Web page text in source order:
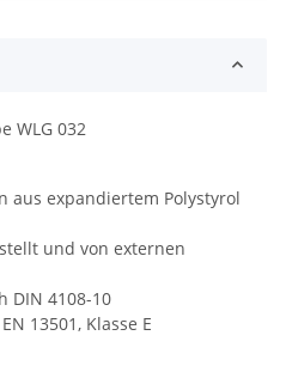
WLG 032
aus expandiertem Polystyrol
und von externen
DIN 4108-10
13501, Klasse E